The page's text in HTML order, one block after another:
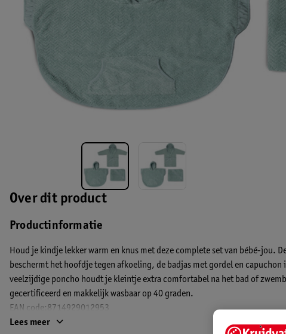
Over dit product
Productinformatie
Houd je kindje lekker warm en knus met deze complete set van bébé-jou.
beschermt het hoofdje tegen afkoeling, de badjas met gordel en
veelzijdige poncho houdt je kleintje extra comfortabel na het bad of
gecertificeerd en makkelijk wasbaar op 40 graden.
EAN code:8714929012953
Lees meer